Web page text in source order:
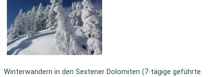
Winterwandern in den Sextener Dolomiten (7-tägige geführte